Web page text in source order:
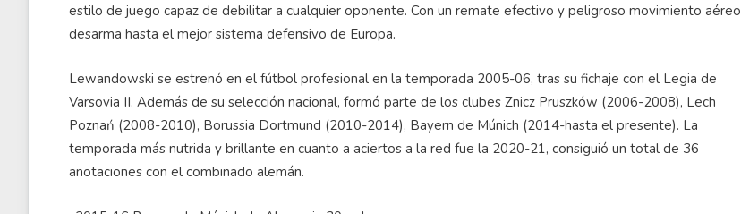
estilo de juego capaz de debilitar a cualquier oponente. Con un remate efectivo y peligroso movimiento aéreo
desarma hasta el mejor sistema defensivo de Europa.
Lewandowski se estrenó en el fútbol profesional en la temporada 2005-06, tras su fichaje con el Legia de
Varsovia II. Además de su selección nacional, formó parte de los clubes Znicz Pruszków (2006-2008), Lech
Poznań (2008-2010), Borussia Dortmund (2010-2014), Bayern de Múnich (2014-hasta el presente). La
temporada más nutrida y brillante en cuanto a aciertos a la red fue la 2020-21, consiguió un total de 36
anotaciones con el combinado alemán.